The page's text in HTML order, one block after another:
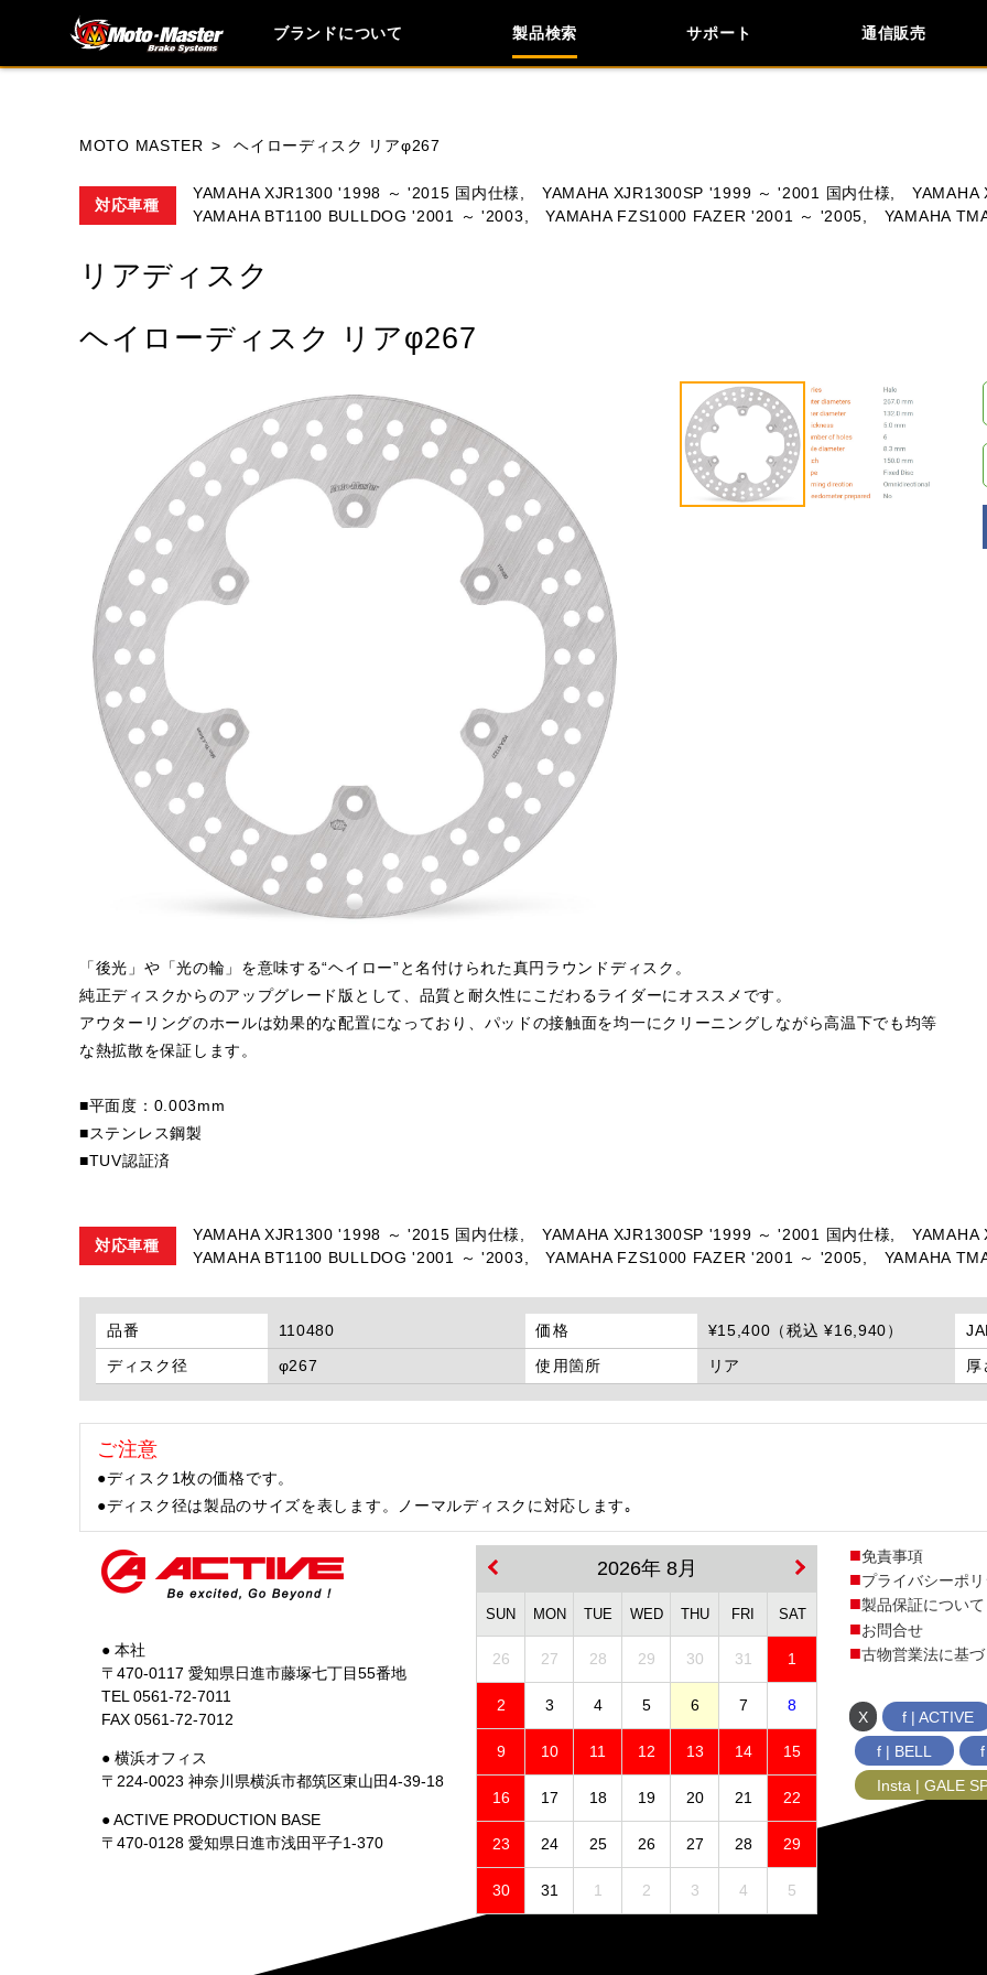
ブランドについて 製品検索 サポート 通信販売
閉じる
MOTO MASTER ヘイローディスク リアφ267
対応車種
YAMAHA XJR1300 '1998 ～ '2015 国内仕様, YAMAHA XJR1300SP '1999 ～ '2001 国内仕様,
YAMAHA BT1100 BULLDOG '2001 ～ '2003,
YAMAHA FZS1000 FAZER '2001 ～ '2005, YAMAHA
リアディスク
ヘイローディスク リアφ267
「後光」や「光の輪」を意味する“ヘイロー”と名付けられた真円ラウンドディスク。
純正ディスクからのアップグレード版として、品質と耐久性にこだわるライダーにオススメです。
アウターリングのホールは効果的な配置になっており、パッドの接触面を均一にクリーニングしながら高温下でも均等
な熱拡散を保証します。
■平面度：0.003mm
■ステンレス鋼製
■TUV認証済
対応車種
YAMAHA XJR1300 '1998 ～ '2015 国内仕様, YAMAHA XJR1300SP '1999 ～ '2001 国内仕様,
YAMAHA BT1100 BULLDOG '2001 ～ '2003,
YAMAHA FZS1000 FAZER '2001 ～ '2005, YAMAHA
品番 110480 価格 ¥15,400（税込 ¥16,940）
ディスク径
φ267 使用箇所 リア 厚
ご注意
●ディスク1枚の価格です。
●ディスク径は製品のサイズを表します。ノーマルディスクに対応します｡
● 本社
〒470-0117 愛知県日進市藤塚七丁目55番地
TEL 0561-72-7011
FAX 0561-72-7012
● 横浜オフィス
〒224-0023 神奈川県横浜市都筑区東山田4-39-18
● ACTIVE PRODUCTION BASE
〒470-0128 愛知県日進市浅田平子1-370
2026年 8月
SUN MON TUE WED THU FRI SAT
26 27 28 29 30 31 1
2 3 4 5 6 7 8
9 10 11 12 13 14 15
16 17 18 19 20 21 22
23 24 25 26 27 28 29
30 31 1 2 3 4 5
免責事項
プライバシーポ
製品保証について
お問合せ
古物営業法に基
X
f | ACTIVE
f | BELL
Insta | GALE